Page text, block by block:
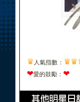
♛ 人氣指數： ♛♛
❤愛的鼓勵： ❤